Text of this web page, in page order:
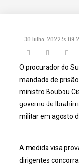
30 Julho, 2022às
O procurador do
mandado de
ministro Boubou
governo de
militar em agosto
A medida visa
dirigentes